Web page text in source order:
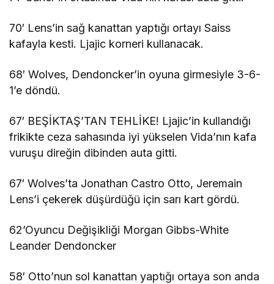
70′ Lens’in sağ kanattan yaptığı ortayı Saiss
kafayla kesti. Ljajic korneri kullanacak.
68′ Wolves, Dendoncker’in oyuna girmesiyle 3-6-
1’e döndü.
67′ BEŞİKTAŞ’TAN TEHLİKE! Ljajic’in kullandığı
frikikte ceza sahasında iyi yükselen Vida’nın kafa
vuruşu direğin dibinden auta gitti.
67′ Wolves’ta Jonathan Castro Otto, Jeremain
Lens’i çekerek düşürdüğü için sarı kart gördü.
62’Oyuncu Değişikliği Morgan Gibbs-White
Leander Dendoncker
58′ Otto’nun sol kanattan yaptığı ortaya son anda